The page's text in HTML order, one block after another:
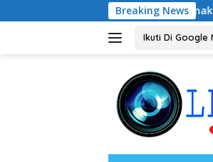
ke
Breaking News
dengan Peternak Petelur Magetan,
Ikuti Di Google